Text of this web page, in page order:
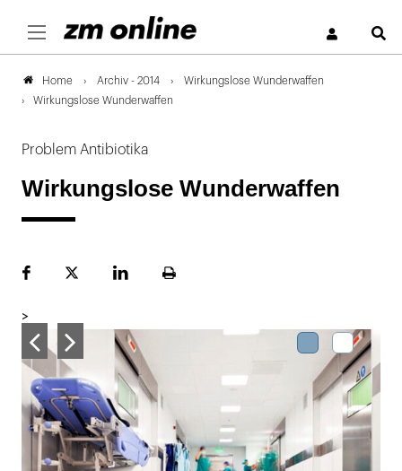
Home Archiv - 2014
Wirkungslose Wunderwaffen
Wirkungslose Wunderwaffen
Problem Antibiotika
Wirkungslose Wunderwaffen
FacebookPlattformLinekdInSeite
>